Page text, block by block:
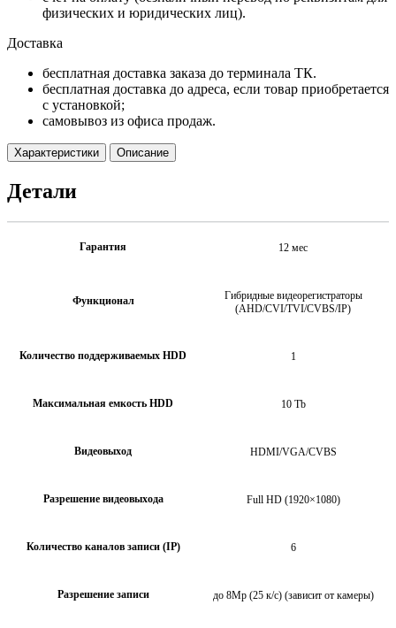
физических и юридических лиц).
Доставка
бесплатная доставка заказа до терминала ТК.
бесплатная доставка до адреса, если товар приобретается
с установкой;
самовывоз из офиса продаж.
Характеристики Описание
Детали
Гарантия 12 мес
Функционал
Гибридные видеорегистраторы
(AHD/CVI/TVI/CVBS/IP)
Количество поддерживаемых HDD 1
Максимальная емкость HDD 10 Tb
Видеовыход HDMI/VGA/CVBS
Разрешение видеовыхода Full HD (1920×1080)
Количество каналов записи (IP) 6
Разрешение записи до 8Mp (25 к/с) (зависит от камеры)